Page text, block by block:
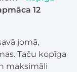
12
jomā,
Taču kopīga
maksimāli